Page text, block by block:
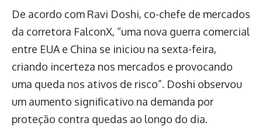
De acordo com Ravi Doshi, co-chefe de mercados
da corretora FalconX, “uma nova guerra comercial
entre EUA e China se iniciou na sexta-feira,
criando incerteza nos mercados e provocando
uma queda nos ativos de risco”. Doshi observou
um aumento significativo na demanda por
proteção contra quedas ao longo do dia.